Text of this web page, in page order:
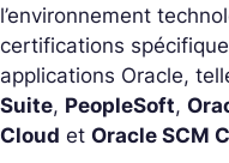
l’environnement
certifications
applications Oracle,
Suite, PeopleSoft,
Cloud et Oracle SCM